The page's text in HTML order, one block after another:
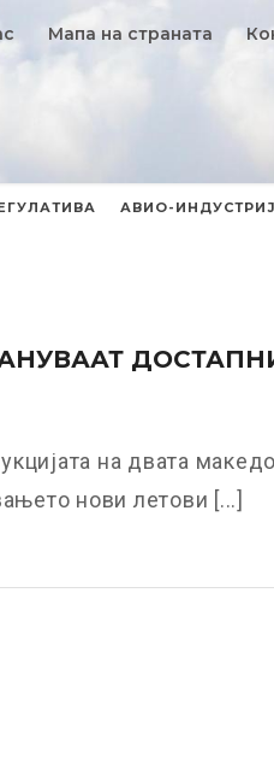
Мапа на страната
АВИО-
на двата
нови летови [...]